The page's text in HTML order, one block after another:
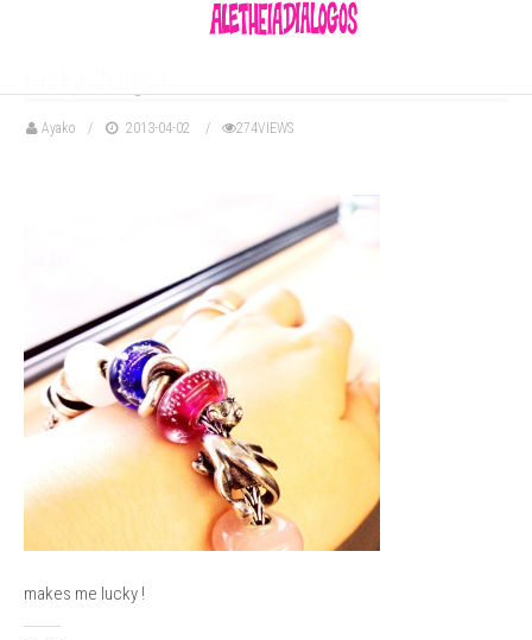
Ayako 2013-04-02 274VIEWS
makes me lucky !